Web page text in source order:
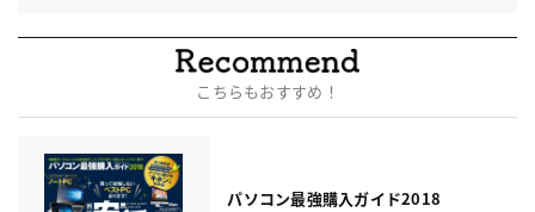
こちらもおすすめ！
パソコン最強購入ガイド2018